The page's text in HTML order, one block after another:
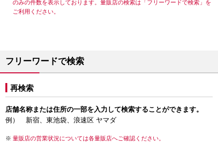
のみの件数を表示しております。量販店の検索は「フリーワードで検索」を
ご利用ください。
フリーワードで検索
再検索
店舗名称または住所の一部を入力して検索することができます。
例） 新宿、東池袋、浪速区 ヤマダ
量販店の営業状況については各量販店へご確認ください。